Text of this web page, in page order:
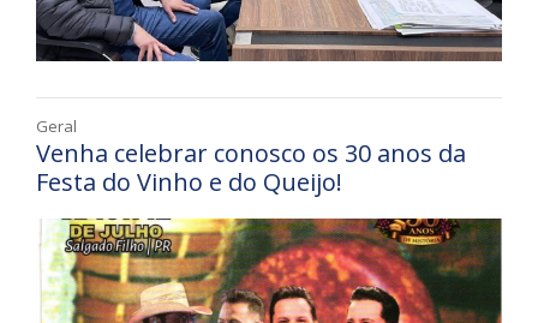
Geral
Venha celebrar conosco os 30 anos da
Festa do Vinho e do Queijo!